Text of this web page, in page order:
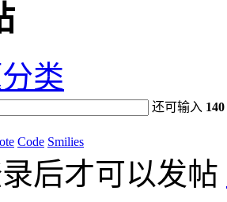
类
还可输入 140
Code Smilies
后才可以发帖